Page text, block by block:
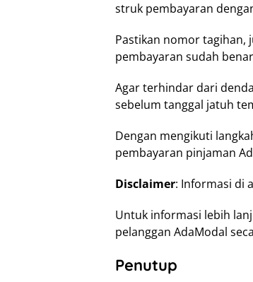
struk pembayaran
Pastikan nomor tagihan,
pembayaran sudah
Agar terhindar dari
sebelum tanggal jatuh
Dengan mengikuti
pembayaran pinjaman
Disclaimer: Informasi di
Untuk informasi lebih
pelanggan AdaModal
Penutup